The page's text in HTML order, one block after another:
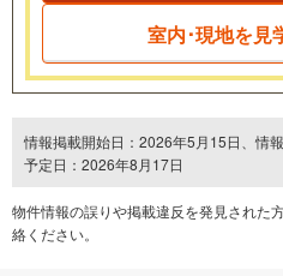
室内･現地を見
情報掲載開始日：2026年5月15日、情
予定日：2026年8月17日
物件情報の誤りや掲載違反を発⾒された
絡ください。